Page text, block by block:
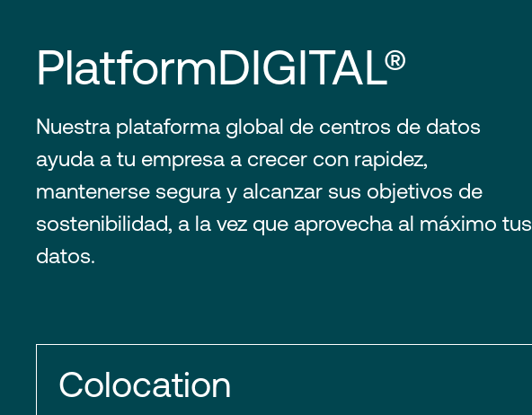
PlatformDIGITAL®
Nuestra plataforma global de centros de datos
ayuda a tu empresa a crecer con rapidez,
mantenerse segura y alcanzar sus objetivos de
sostenibilidad, a la vez que aprovecha al máximo tus
datos.
Colocation